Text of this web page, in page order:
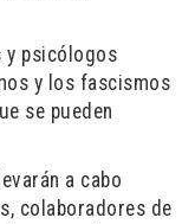
psicólogos
y los fascismos
se pueden
a cabo
colaboradores de